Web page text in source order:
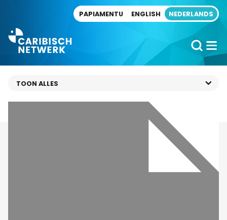
PAPIAMENTU ENGLISH NEDERLANDS